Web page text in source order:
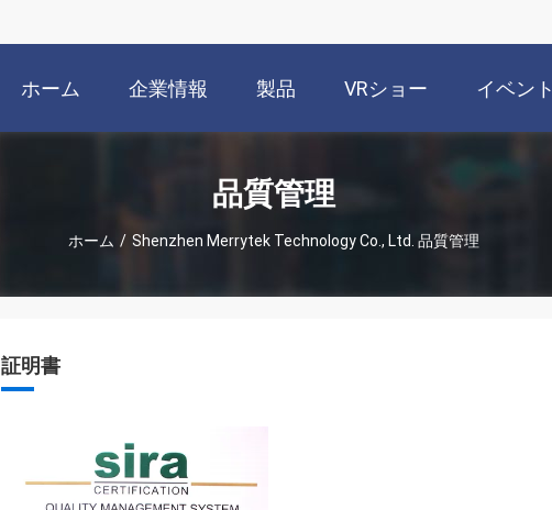
ホーム 企業情報 製品 VRショー イベント
品質管理
ホーム / Shenzhen Merrytek Technology Co., Ltd. 品質管理
証明書